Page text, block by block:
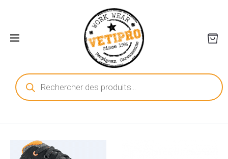
Recherche
de
produits